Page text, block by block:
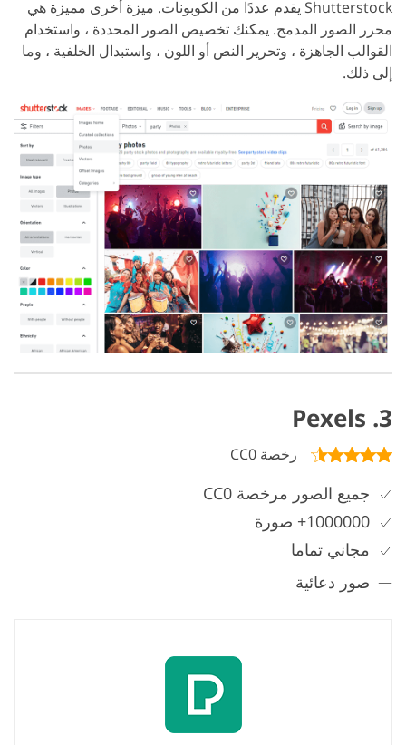
Shutterstock يقدم عددًا من الكوبونات. ميزة أخرى مميزة هي
محرر الصور المدمج. يمكنك تخصيص الصور المحددة ، واستخدام
القوالب الجاهزة ، وتحرير النص أو اللون ، واستبدال الخلفية ، وما
إلى ذلك.
3. Pexels
رخصة CC0
جميع الصور مرخصة CC0
1000000+ صورة
مجاني تماما
صور دعائية